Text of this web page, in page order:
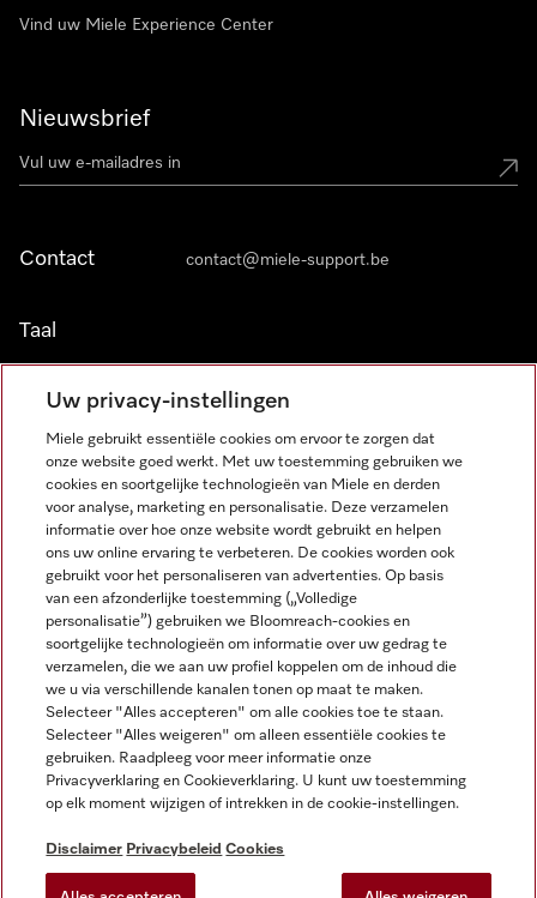
Vind uw Miele Experience Center
Nieuwsbrief
Contact contact@miele-support.be
Taal
NEDERLANDS
Wettelijke Informatie
Algemene voorwaarden
Privacybeleid
Gebruiksvoorwaarden
Toegankelijkheidsverklaring
Digital Services Act
Miele op Facebook
Miele op Youtube
Miele op Instagram
Miele op Pinterest
Uw privacy-instellingen
Miele gebruikt essentiële cookies om ervoor te zorgen dat
onze website goed werkt. Met uw toestemming gebruiken we
cookies en soortgelijke technologieën van Miele en derden
voor analyse, marketing en personalisatie. Deze verzamelen
informatie over hoe onze website wordt gebruikt en helpen
ons uw online ervaring te verbeteren. De cookies worden ook
gebruikt voor het personaliseren van advertenties. Op basis
van een afzonderlijke toestemming („Volledige
personalisatie”) gebruiken we Bloomreach-cookies en
soortgelijke technologieën om informatie over uw gedrag te
verzamelen, die we aan uw profiel koppelen om de inhoud die
we u via verschillende kanalen tonen op maat te maken.
Selecteer "Alles accepteren" om alle cookies toe te staan.
Selecteer "Alles weigeren" om alleen essentiële cookies te
gebruiken. Raadpleeg voor meer informatie onze
Privacyverklaring en Cookieverklaring. U kunt uw toestemming
op elk moment wijzigen of intrekken in de cookie-instellingen.
Disclaimer Privacybeleid Cookies